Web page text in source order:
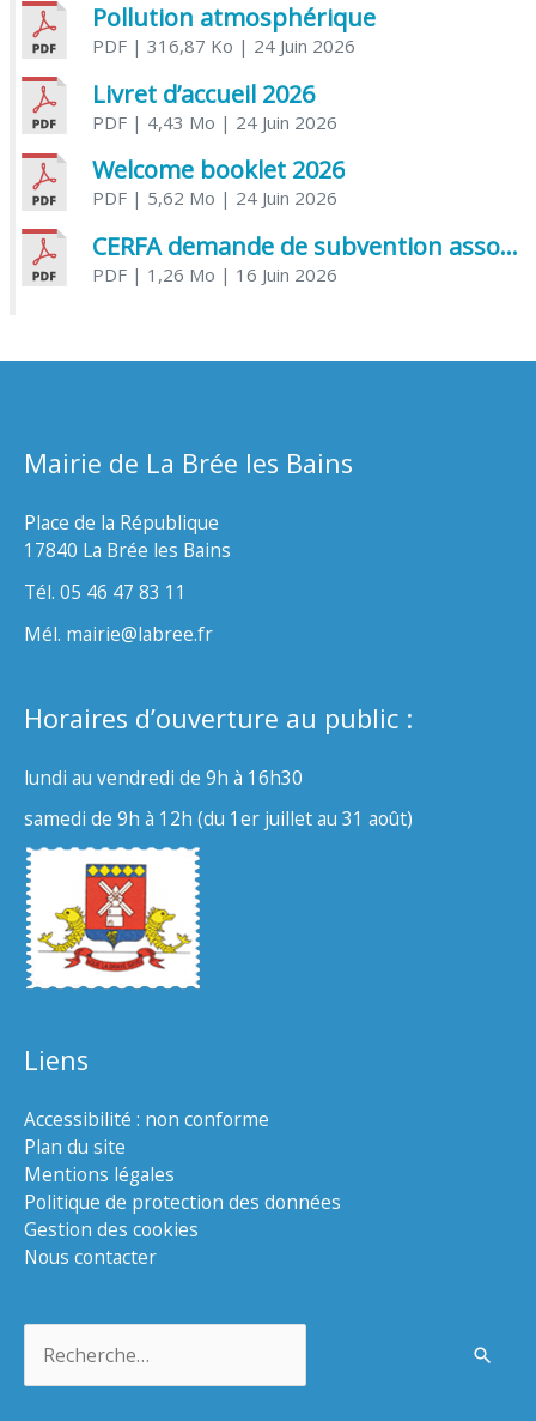
Pollution atmosphérique
PDF| 316,87 Ko | 24 Juin 2026
Livret d’accueil 2026
PDF| 4,43 Mo | 24 Juin 2026
Welcome booklet 2026
PDF| 5,62 Mo | 24 Juin 2026
CERFA demande de subvention association
PDF| 1,26 Mo | 16 Juin 2026
Mairie de La Brée les Bains
Place de la République
17840 La Brée les Bains
Tél. 05 46 47 83 11
Mél. mairie@labree.fr
Horaires d’ouverture au public :
lundi au vendredi de 9h à 16h30
samedi de 9h à 12h (du 1er juillet au 31 août)
Liens
Accessibilité : non conforme
Plan du site
Mentions légales
Politique de protection des données
Gestion des cookies
Nous contacter